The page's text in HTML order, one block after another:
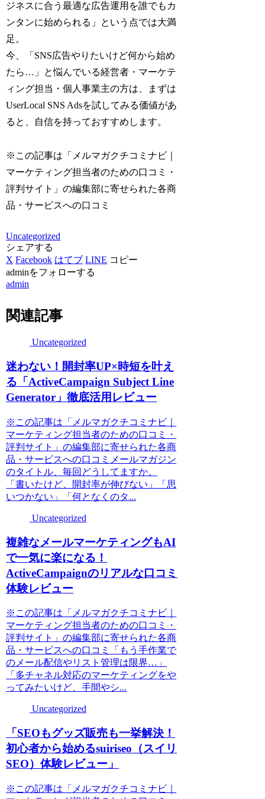
ジネスに合う最適な広告運用を誰でもカ
ンタンに始められる」という点では大満
足。
今、「SNS広告やりたいけど何から始め
たら…」と悩んでいる経営者・マーケテ
ィング担当・個人事業主の方は、まずは
UserLocal SNS Adsを試してみる価値があ
ると、自信を持っておすすめします。
※この記事は「メルマガクチコミナビ｜
マーケティング担当者のための口コミ・
評判サイト」の編集部に寄せられた各商
品・サービスへの口コミ
Uncategorized
シェアする
X Facebook はてブ LINE コピー
adminをフォローする
admin
関連記事
Uncategorized
迷わない！開封率UP×時短を叶え
る「ActiveCampaign Subject Line
Generator」徹底活用レビュー
※この記事は「メルマガクチコミナビ｜
マーケティング担当者のための口コミ・
評判サイト」の編集部に寄せられた各商
品・サービスへの口コミメールマガジン
のタイトル、毎回どうしてますか。
「書いたけど、開封率が伸びない」「思
いつかない」「何となくのタ...
Uncategorized
複雑なメールマーケティングもAI
で一気に楽になる！
ActiveCampaignのリアルな口コミ
体験レビュー
※この記事は「メルマガクチコミナビ｜
マーケティング担当者のための口コミ・
評判サイト」の編集部に寄せられた各商
品・サービスへの口コミ「もう手作業で
のメール配信やリスト管理は限界…」
「多チャネル対応のマーケティングをや
ってみたいけど、手間やシ...
Uncategorized
「SEOもグッズ販売も一挙解決！
初心者から始めるsuiriseo（スイリ
SEO）体験レビュー」
※この記事は「メルマガクチコミナビ｜